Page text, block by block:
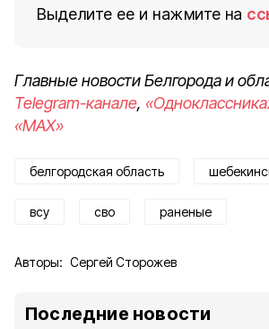
Выделите ее и нажмите на
Главные новости Белгорода и
Telegram-канале,
«MAX»
белгородская область
всу сво раненые
Авторы: Сергей Сторожев
Последние новости